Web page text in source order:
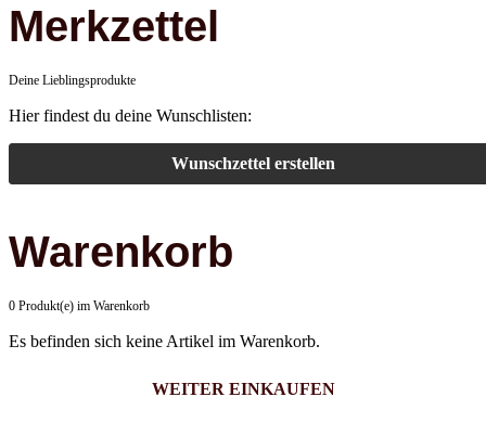
Merkzettel
Deine Lieblingsprodukte
Hier findest du deine Wunschlisten:
Wunschzettel erstellen
Warenkorb
0 Produkt(e) im Warenkorb
Es befinden sich keine Artikel im Warenkorb.
WEITER EINKAUFEN